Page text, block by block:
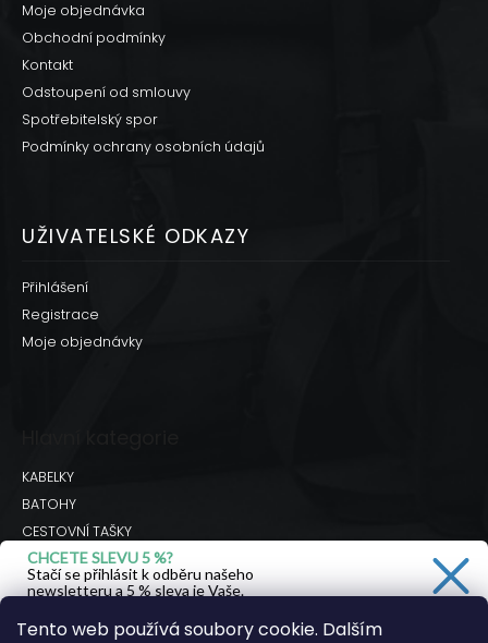
Tento web používá soubory cookie. Dalším
Moje objednávka
Obchodní podmínky
Kontakt
Odstoupení od smlouvy
Spotřebitelský spor
Podmínky ochrany osobních údajů
UŽIVATELSKÉ ODKAZY
Přihlášení
Registrace
Moje objednávky
KABELKY
BATOHY
CESTOVNÍ TAŠKY
BRAŠNY
DOPLŇKY
CHCETE SLEVU 5 %?
Stačí se přihlásit k odběru našeho
newsletteru a 5 % sleva je Vaše.